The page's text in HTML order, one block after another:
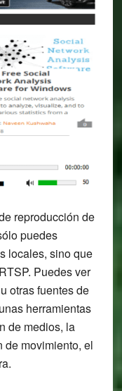
reproducción de
puedes
locales, sino que
Puedes ver
otras fuentes de
herramientas
de medios, la
de movimiento, el